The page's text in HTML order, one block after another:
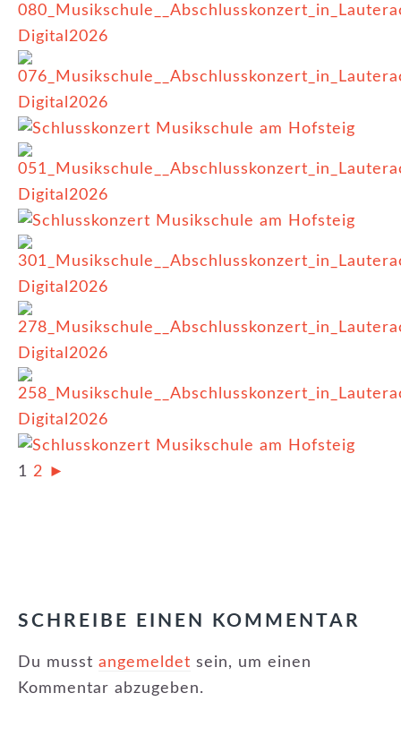
1 2 ►
SCHREIBE EINEN KOMMENTAR
Du musst angemeldet sein, um einen
Kommentar abzugeben.